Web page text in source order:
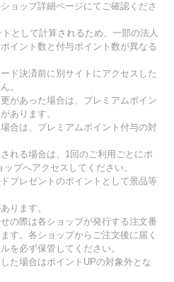
ョップ詳細ページにてご確認くださ
として計算されるため、一部の法人
イント数と付与ポイント数が異なる
ド決済前に別サイトにアクセスした
。
があった場合は、プレミアムポイン
あります。
合は、プレミアムポイント付与の対
れる場合は、1回のご利用ごとにポ
プへアクセスしてください。
プレゼントのポイントとして景品等
ります。
の際は各ショップが発行する注文番
す。各ショップからご注文後に届く
を必ず保管してください。
た場合はポイントUPの対象外とな